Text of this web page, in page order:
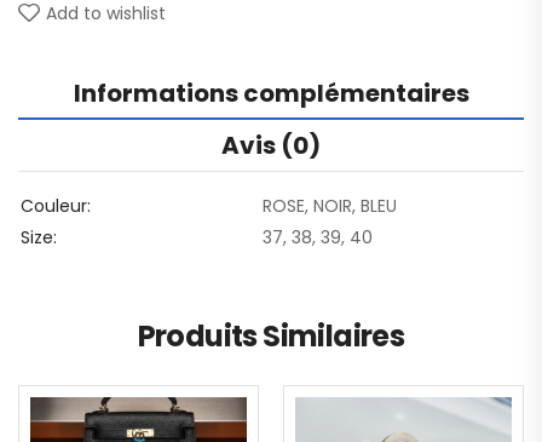
Add to wishlist
Informations complémentaires
Avis (0)
Couleur
ROSE, NOIR, BLEU
Size
37, 38, 39, 40
Produits Similaires